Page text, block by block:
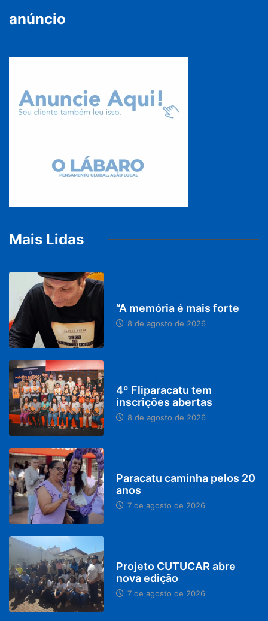
anúncio
Mais Lidas
“A memória é mais forte
8 de agosto de 2026
4º Fliparacatu tem
inscrições abertas
8 de agosto de 2026
Paracatu caminha pelos 20
anos
7 de agosto de 2026
Projeto CUTUCAR abre
nova edição
7 de agosto de 2026